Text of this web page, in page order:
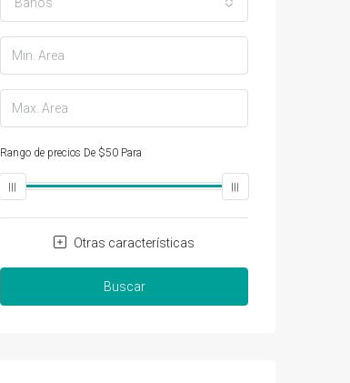
Rango de precios De $50 Para
Otras características
Buscar